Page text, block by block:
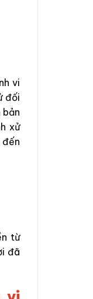
vi
đối
bản
xử
từ
đã